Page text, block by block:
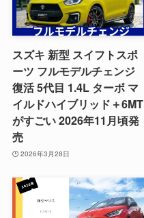
スズキ 新型 スイフトスポ
ーツ フルモデルチェンジ
復活 5代目 1.4L ターボ マ
イルドハイブリッド＋6MT
がすごい 2026年11月頃発
売
2026年3月28日